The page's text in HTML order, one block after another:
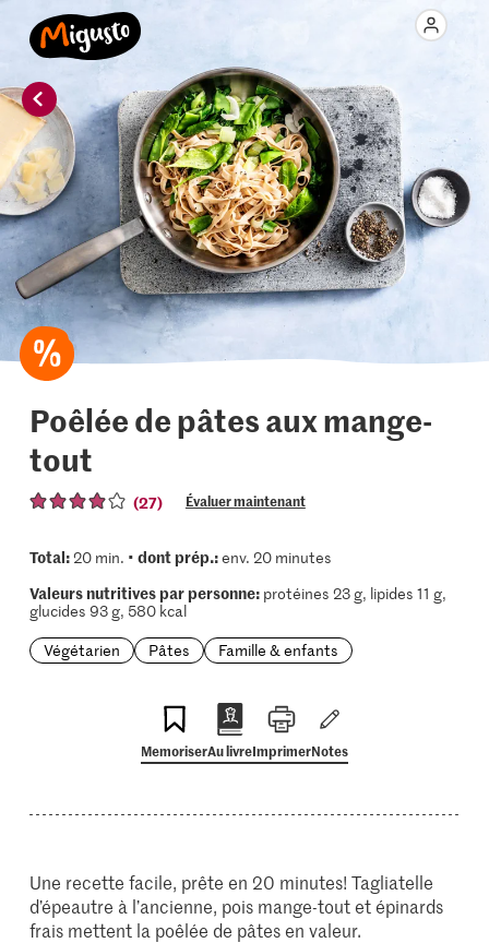
Poêlée de pâtes aux mange-
tout
(27) Évaluer maintenant
Total:20 min. • dont prép.:env. 20 minutes
Valeurs nutritives par personne:protéines 23 g, lipides 11 g,
glucides 93 g, 580 kcal
Végétarien
Pâtes Famille & enfants
MemoriserAu livreImprimerNotes
Une recette facile, prête en 20 minutes! Tagliatelle
d’épeautre à l’ancienne, pois mange-tout et épinards
frais mettent la poêlée de pâtes en valeur.